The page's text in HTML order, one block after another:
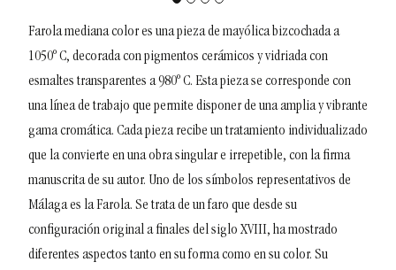
Farola mediana color es una pieza de mayólica bizcochada a
1050º C, decorada con pigmentos cerámicos y vidriada con
esmaltes transparentes a 980º C. Esta pieza se corresponde con
una línea de trabajo que permite disponer de una amplia y vibrante
gama cromática. Cada pieza recibe un tratamiento individualizado
que la convierte en una obra singular e irrepetible, con la firma
manuscrita de su autor. Uno de los símbolos representativos de
Málaga es la Farola. Se trata de un faro que desde su
configuración original a finales del siglo XVIII, ha mostrado
diferentes aspectos tanto en su forma como en su color. Su